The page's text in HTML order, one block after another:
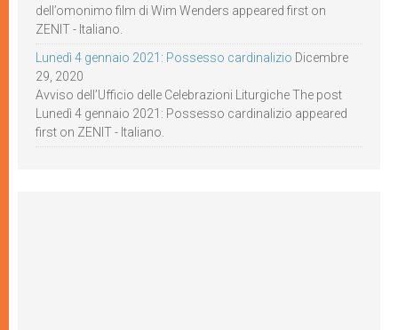
dell’omonimo film di Wim Wenders appeared first on
ZENIT - Italiano.
Lunedì 4 gennaio 2021: Possesso cardinalizio Dicembre
29, 2020
Avviso dell’Ufficio delle Celebrazioni Liturgiche The post
Lunedì 4 gennaio 2021: Possesso cardinalizio appeared
first on ZENIT - Italiano.